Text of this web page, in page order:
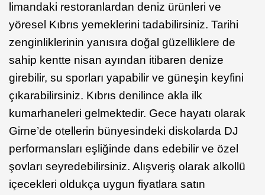
limandaki restoranlardan deniz ürünleri ve
yöresel Kıbrıs yemeklerini tadabilirsiniz. Tarihi
zenginliklerinin yanısıra doğal güzelliklere de
sahip kentte nisan ayından itibaren denize
girebilir, su sporları yapabilir ve güneşin keyfini
çıkarabilirsiniz. Kıbrıs denilince akla ilk
kumarhaneleri gelmektedir. Gece hayatı olarak
Girne’de otellerin bünyesindeki diskolarda DJ
performansları eşliğinde dans edebilir ve özel
şovları seyredebilirsiniz. Alışveriş olarak alkollü
içecekleri oldukça uygun fiyatlara satın